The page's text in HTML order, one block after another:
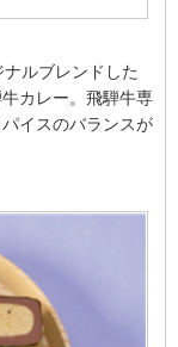
ルブレンドした
カレー。飛騨牛専
イスのバランスが